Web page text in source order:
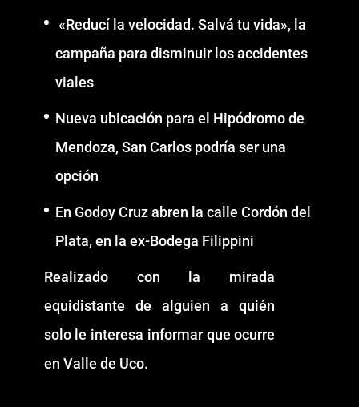
«Reducí la velocidad. Salvá tu vida», la
campaña para disminuir los accidentes
viales
Nueva ubicación para el Hipódromo de
Mendoza, San Carlos podría ser una
opción
En Godoy Cruz abren la calle Cordón del
Plata, en la ex-Bodega Filippini
Realizado con la mirada
equidistante de alguien a quién
solo le interesa informar que ocurre
en Valle de Uco.